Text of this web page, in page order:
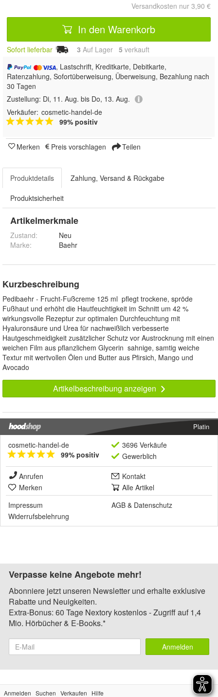
Versandkosten nur 3,90 €
In den Warenkorb
Sofort lieferbar 3 Auf Lager 5 verkauft
, Lastschrift, Kreditkarte, Debitkarte,
Ratenzahlung, Sofortüberweisung, Überweisung, Bezahlung nach
30 Tagen
Zustellung: Di, 11. Aug. bis Do, 13. Aug.
Verkäufer: cosmetic-handel-de
99% positiv
Merken Preis vorschlagen Teilen
Produktdetails Zahlung, Versand & Rückgabe
Produktsicherheit
Artikelmerkmale
Zustand:
Neu
Marke:
Baehr
Kurzbeschreibung
Pedibaehr - Frucht-Fußcreme 125 ml pflegt trockene, spröde
Fußhaut und erhöht die Hautfeuchtigkeit im Schnitt um 42 %
wirkungsvolle Rezeptur zur optimalen Durchfeuchtung mit
Hyaluronsäure und Urea für nachweißlich verbesserte
Hautgeschmeidigkeit zusätzlicher Schutz vor Austrocknung mit einen
weichen Film aus pflanzlichem Glycerin sahnige, samtig weiche
Textur mit wertvollen Ölen und Butter aus Pfirsich, Mango und
Avocado
Artikelbeschreibung anzeigen
Platin
cosmetic-handel-de
99% positiv
3696 Verkäufe
Gewerblich
Anrufen
Kontakt
Merken
Alle Artikel
Impressum
AGB & Datenschutz
Widerrufsbelehrung
Verpasse keine Angebote mehr!
Abonniere jetzt unseren Newsletter und erhalte exklusive
Rabatte und Neuigkeiten.
Extra-Bonus: 60 Tage Nextory kostenlos - Zugriff auf 1,4
Mio. Hörbücher & E-Books.*
Anmelden
Anmelden Suchen Verkaufen Hilfe